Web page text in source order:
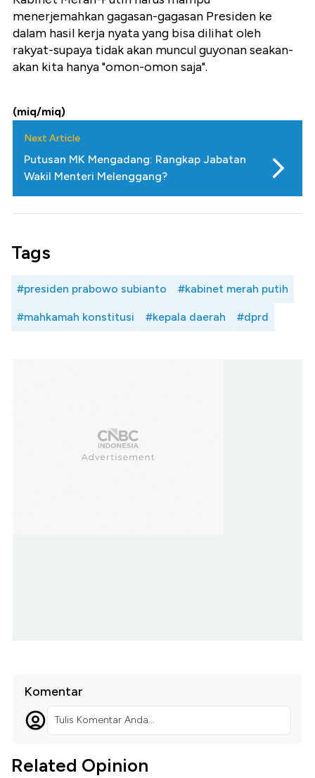
menerjemahkan gagasan-gagasan Presiden ke
dalam hasil kerja nyata yang bisa dilihat oleh
rakyat-supaya tidak akan muncul guyonan seakan-
akan kita hanya "omon-omon saja".
(miq/miq)
Next Article
Putusan MK Mengadang: Rangkap Jabatan
Wakil Menteri Melenggang?
Tags
#presiden prabowo subianto #kabinet merah putih
#mahkamah konstitusi #kepala daerah #dprd
Komentar
Tulis Komentar Anda...
Related Opinion